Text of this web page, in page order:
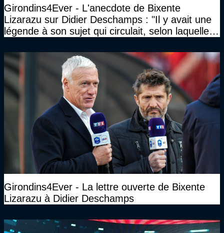
Girondins4Ever - L'anecdote de Bixente
Lizarazu sur Didier Deschamps : "Il y avait une
légende à son sujet qui circulait, selon laquelle il
Girondins4Ever - La lettre ouverte de Bixente
Lizarazu à Didier Deschamps